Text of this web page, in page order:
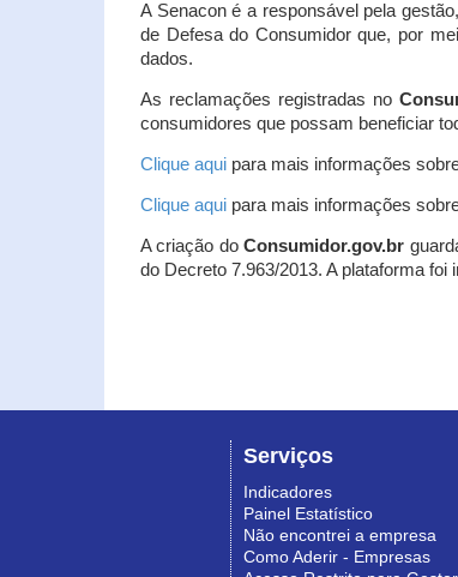
A Senacon é a responsável pela
de Defesa do Consumidor que, por
dados.
As reclamações registradas no
consumidores que possam beneficiar
Clique aqui para mais informações
Clique aqui para mais informações
A criação doConsumidor.gov.br
do Decreto 7.963/2013. A plataforma foi
Serviços
Indicadores
Painel Estatístico
Não encontrei a empresa
Como Aderir - Empresas